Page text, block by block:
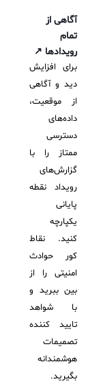
آگاهی از
تمام
رویدادها ↗
برای افزایش
دید و آگاهی
از موقعیت،
داده‌های
دسترسی
ممتاز را با
گزارش‌های
رویداد نقطه
پایانی
یکپارچه
کنید. نقاط
کور حوادث
امنیتی را از
بین ببرید و
با شواهد
تایید کننده
تصمیمات
هوشمندانه
بگیرید.